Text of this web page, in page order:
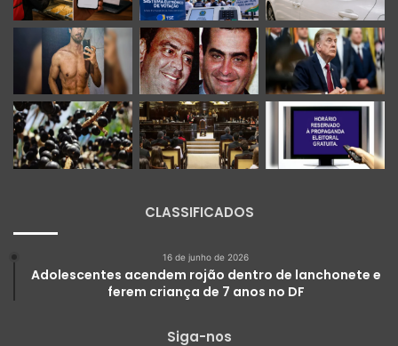
CLASSIFICADOS
16 de junho de 2026
Adolescentes acendem rojão dentro de lanchonete e
ferem criança de 7 anos no DF
Siga-nos